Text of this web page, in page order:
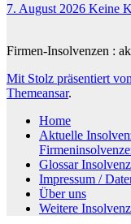
7. August 2026 Keine
Firmen-Insolvenzen :
Mit Stolz präsentiert
Themeansar.
Home
Aktuelle
Glossar
Impressum /
Über uns
Weitere